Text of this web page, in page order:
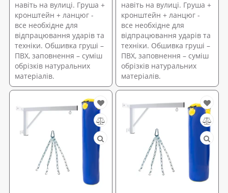
навіть на вулиці. Груша +
кронштейн + ланцюг -
все необхідне для
відпрацювання ударів та
техніки. Обшивка груші –
ПВХ, заповнення – суміш
обрізків натуральних
матеріалів.
навіть на вулиці. Груша +
кронштейн + ланцюг -
все необхідне для
відпрацювання ударів та
техніки. Обшивка груші –
ПВХ, заповнення – суміш
обрізків натуральних
матеріалів.